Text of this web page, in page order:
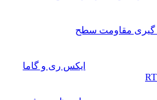
گیری مقاومت سطح
ایکس ری و گاما